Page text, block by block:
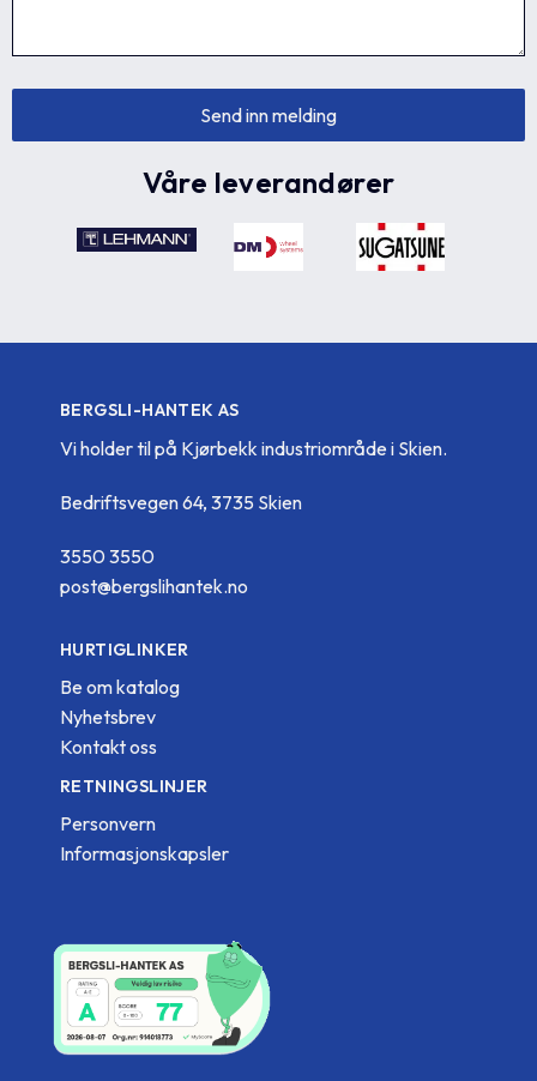
Våre leverandører
BERGSLI-HANTEK AS
Vi holder til på Kjørbekk industriområde i Skien.
Bedriftsvegen 64, 3735 Skien
3550 3550
post@bergslihantek.no
HURTIGLINKER
Be om katalog
Nyhetsbrev
Kontakt oss
RETNINGSLINJER
Personvern
Informasjonskapsler